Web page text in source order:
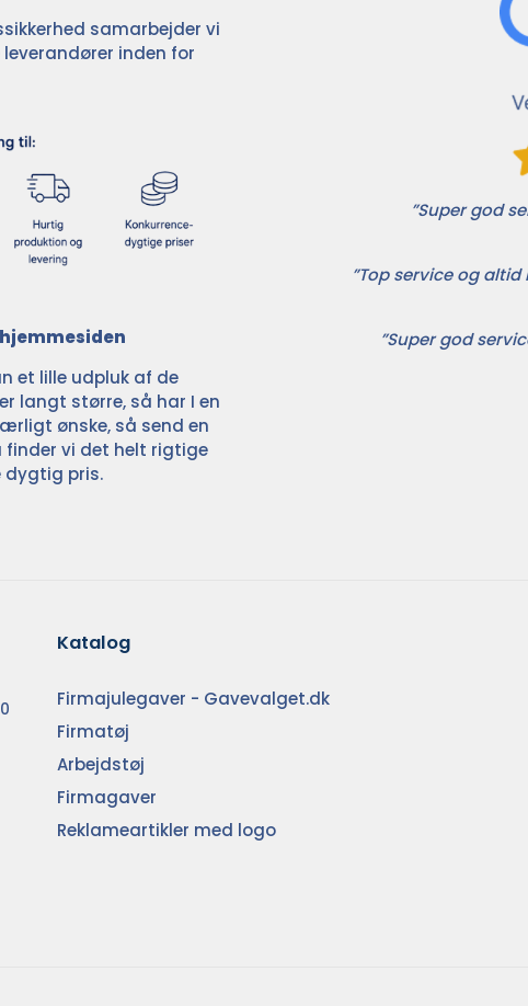
samarbejder vi
inden for
et lille udpluk af de
langt større, så har I en
ønske, så send en
finder vi det helt rigtige
dygtig pris.
”Super god
”Top service og
”Super god
Katalog
Firmajulegaver - Gavevalget.dk
Firmatøj
Arbejdstøj
Firmagaver
Reklameartikler med logo